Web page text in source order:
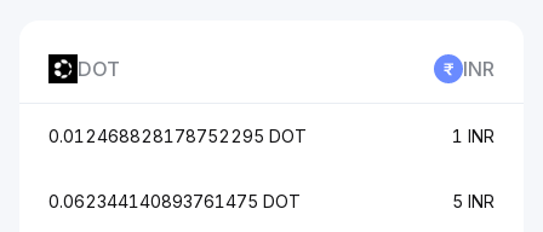
DOT INR
0.012468828178752295 DOT 1 INR
0.062344140893761475 DOT 5 INR